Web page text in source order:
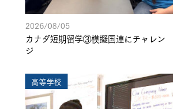
2026/08/05
カナダ短期留学③模擬国連にチャレン
ジ
高等学校